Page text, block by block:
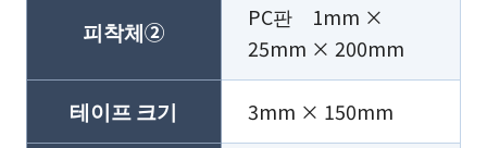
피착체②
PC판 1mm ×
25mm × 200mm
테이프 크기 3mm × 150mm